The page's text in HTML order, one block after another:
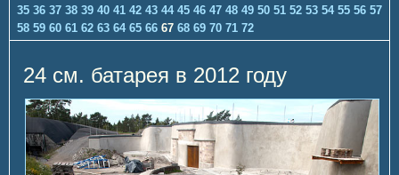
35 36 37 38 39 40 41 42 43 44 45 46 47 48 49 50 51 52 53 54 55 56 57
58 59 60 61 62 63 64 65 66 67 68 69 70 71 72
24 см. батарея в 2012 году